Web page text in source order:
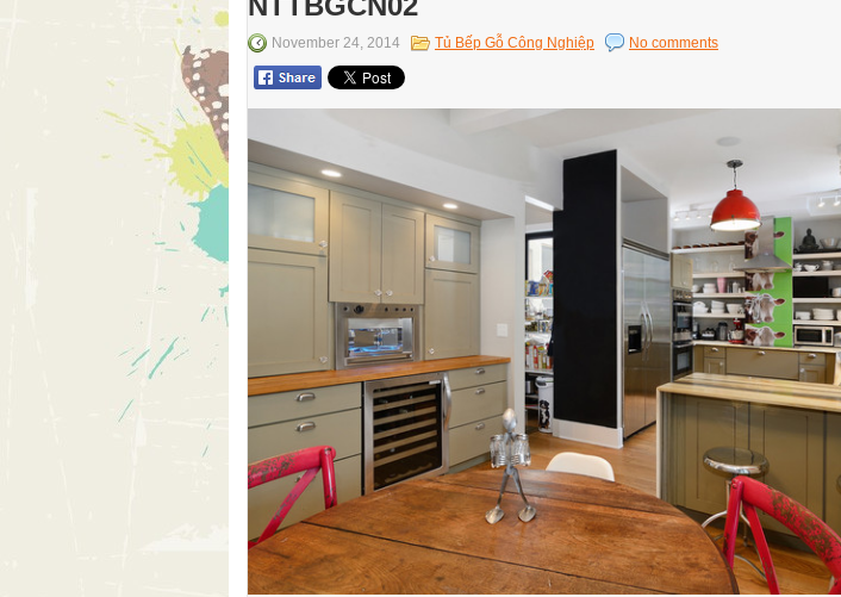
November 24, 2014 Tủ Bếp Gỗ Công Nghiệp No comments